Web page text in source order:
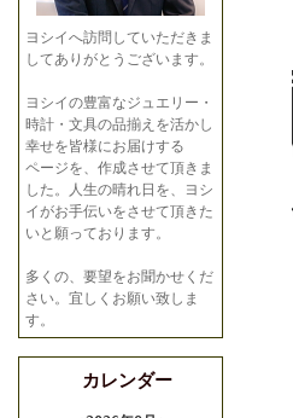
ヨシイへ訪問していただきま
してありがとうございます。
ヨシイの豊富なジュエリー・
時計・文具の品揃えを活かし
幸せを皆様にお届けする
ページを、作成させて頂きま
した。人生の晴れ日を、ヨシ
イがお手伝いをさせて頂きた
いと願っております。
多くの、要望をお聞かせくだ
さい。宜しくお願い致しま
す。
カレンダー